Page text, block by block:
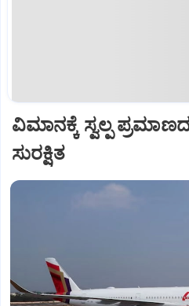
ವಿಮಾನಕ್ಕೆ ಸ್ವಲ್ಪ
ಸುರಕ್ಷಿತ